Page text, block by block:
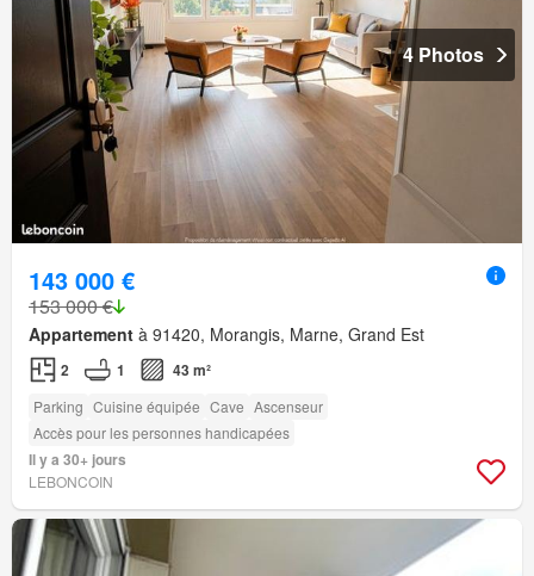
4 Photos
143 000 €
153 000 €
Appartement à 91420, Morangis, Marne, Grand Est
2 1 43 m²
Parking Cuisine équipée Cave Ascenseur
Accès pour les personnes handicapées
Il y a 30+ jours
LEBONCOIN